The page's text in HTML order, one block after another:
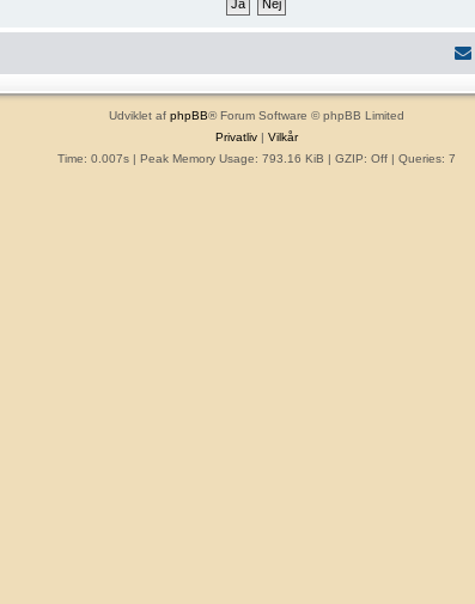
Udviklet af phpBB® Forum Software © phpBB Limited
Privatliv| Vilkår
Time: 0.007s| Peak Memory Usage: 793.16 KiB | GZIP: Off | Queries: 7